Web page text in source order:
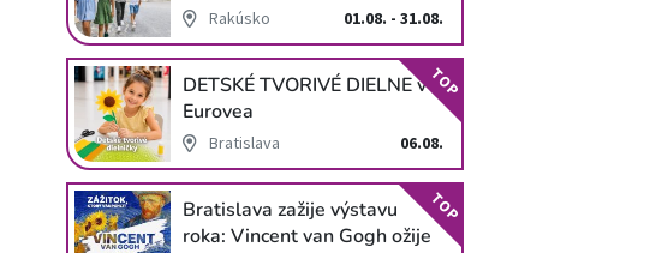
SCHLOSS HOF
Rakúsko 01.08. - 31.08.
DETSKÉ TVORIVÉ DIELNE v
Eurovea
Bratislava 06.08.
TOP
Bratislava zažije výstavu
roka: Vincent van Gogh ožije
TOP